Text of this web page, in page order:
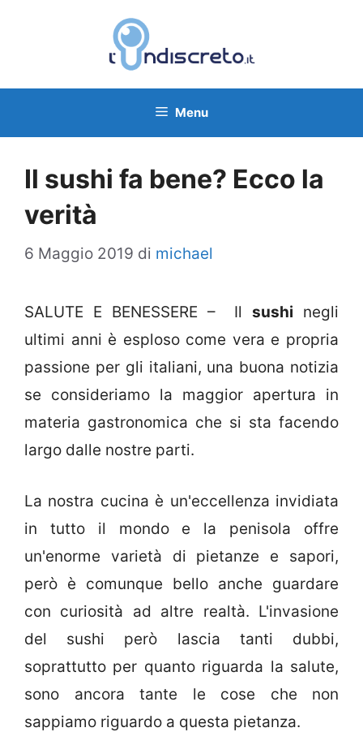
Menu
Il sushi fa bene? Ecco la
verità
6 Maggio 2019 di michael
SALUTE E BENESSERE – Ilsushi negli
ultimi anni è esploso come vera e propria
passione per gli italiani, una buona notizia
se consideriamo la maggior apertura in
materia gastronomica che si sta facendo
largo dalle nostre parti.
La nostra cucina è un'eccellenza invidiata
in tutto il mondo e la penisola offre
un'enorme varietà di pietanze e sapori,
però è comunque bello anche guardare
con curiosità ad altre realtà. L'invasione
del sushi però lascia tanti dubbi,
soprattutto per quanto riguarda la salute,
sono ancora tante le cose che non
sappiamo riguardo a questa pietanza.